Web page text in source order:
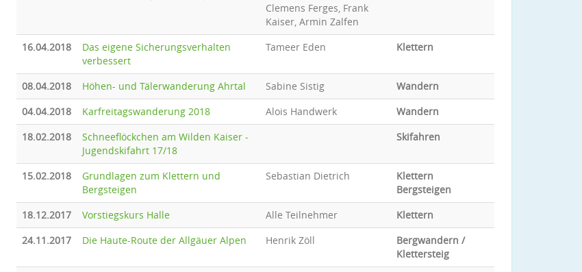
Clemens Ferges, Frank
Kaiser, Armin Zalfen
16.04.2018
Das eigene Sicherungsverhalten
verbessert
Tameer Eden Klettern
08.04.2018 Höhen- und Tälerwanderung Ahrtal Sabine Sistig
Wandern
04.04.2018
Karfreitagswanderung 2018 Alois Handwerk
Wandern
18.02.2018
Schneeflöckchen am Wilden Kaiser -
Jugendskifahrt 17/18
Skifahren
15.02.2018
Grundlagen zum Klettern und
Bergsteigen
Sebastian Dietrich
Klettern
Bergsteigen
18.12.2017
Vorstiegskurs Halle Alle Teilnehmer
Klettern
24.11.2017
Die Haute-Route der Allgäuer Alpen Henrik Zöll
Bergwandern /
Klettersteig